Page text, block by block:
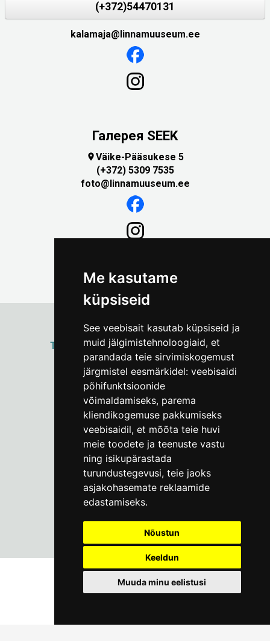
Me kasutame
küpsiseid
See veebisait kasutab küpsiseid ja
muid jälgimistehnoloogiaid, et
parandada teie sirvimiskogemust
järgmistel eesmärkidel: veebisaidi
põhifunktsioonide
võimaldamiseks, parema
kliendikogemuse pakkumiseks
veebisaidil, et mõõta teie huvi
meie toodete ja teenuste vastu
ning isikupärastada
turundustegevusi, teie jaoks
asjakohasemate reklaamide
edastamiseks.
Nõustun
Keeldun
Muuda minu eelistusi
(+372)54470131
kalamaja@linnamuuseum.ee
Галерея SEEK
Väike-Pääsukese 5
(+372) 5309 7535
foto@linnamuuseum.ee
ТАЛЛИННСКИЙГОРОДСКОЙ МУЗЕЙ
Vene 17
Пн–Пт 9–17:(+372) 610 4178
info@linnamuuseum.ee